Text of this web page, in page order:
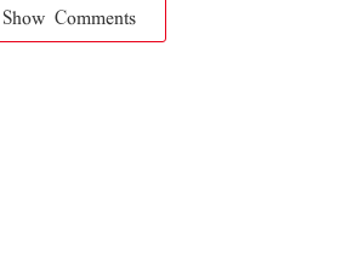
Show Comments